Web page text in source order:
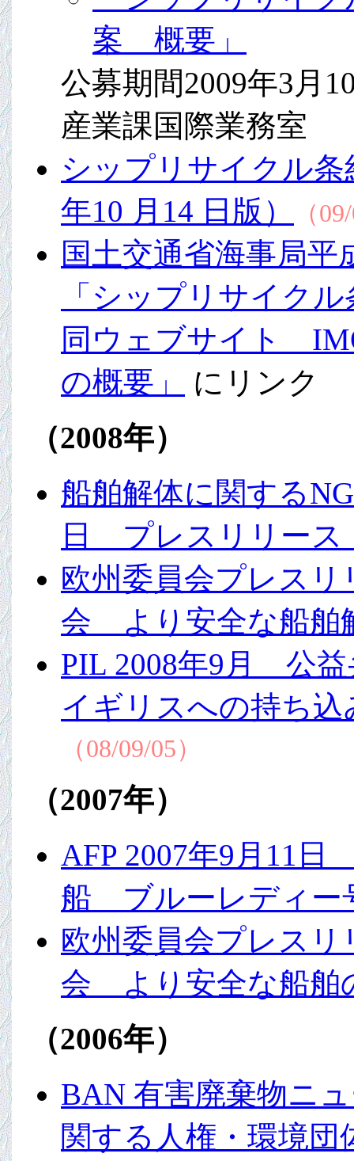
案 概要」
公募期間2009年3月
産業課国際業務室
シップリサイクル条
年10 月14 日版）
（
国土交通省海事局
「シップリサイク
同ウェブサイト
の概要」
にリンク
（2008年）
船舶解体に関する
日 プレスリリー
欧州委員会プレス
会 より安全な船舶
PIL 2008年9月 公
イギリスへの持ち
（08/09/05）
（2007年）
AFP 2007年9月11
船 ブルーレディー
欧州委員会プレス
会 より安全な船舶
（2006年）
BAN 有害廃棄物ニ
関する人権・環境